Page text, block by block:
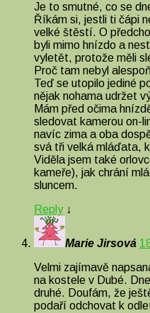
Je to smutné, co se
Říkám si, jestli ti čápi
velké štěstí. O
byli mimo hnízdo a
vyletět, protože měli
Proč tam nebyl
Teď se utopilo jediné
nějak nohama udržet
Mám před očima
sledovat kamerou on-
navíc zima a oba
svá tři velká mláďata,
Viděla jsem také
kameře), jak chrání
sluncem.
Reply ↓
Marie Jirsová
Velmi zajímavě
na kostele v Dubé.
druhé. Doufám, že
podaří odchovat k